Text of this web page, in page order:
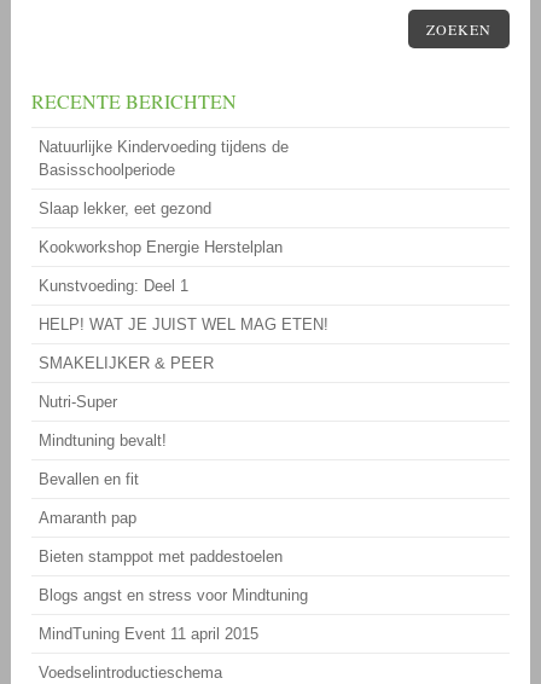
ZOEKEN
RECENTE BERICHTEN
Natuurlijke Kindervoeding tijdens de
Basisschoolperiode
Slaap lekker, eet gezond
Kookworkshop Energie Herstelplan
Kunstvoeding: Deel 1
HELP! WAT JE JUIST WEL MAG ETEN!
SMAKELIJKER & PEER
Nutri-Super
Mindtuning bevalt!
Bevallen en fit
Amaranth pap
Bieten stamppot met paddestoelen
Blogs angst en stress voor Mindtuning
MindTuning Event 11 april 2015
Voedselintroductieschema